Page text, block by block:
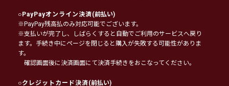
○PayPayオンライン決済(前払い)
※PayPay残高払のみ対応可能でございます。
※支払いが完了し、しばらくすると自動でご利用のサービスへ戻り
ます。手続き中にページを閉じると購入が失敗する可能性がありま
す。
確認画面後に決済画面にて決済手続きをおこなってください。
○クレジットカード決済(前払い)